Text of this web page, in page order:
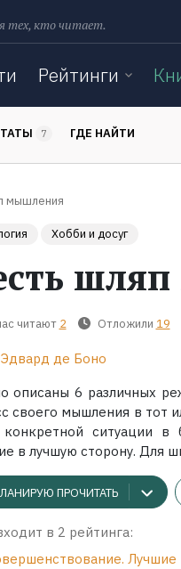
тех, кто читает.
Рейтинги
7 ГДЕ НАЙТИ
мышления
Хобби и досуг
читают 2 Отложили 19
Эдвард де Боно
описаны 6 различных
своего мышления в тот
ситуации в
в лучшую сторону. Для
ПРОЧИТАТЬ
в 2 рейтинга:
Лучшие